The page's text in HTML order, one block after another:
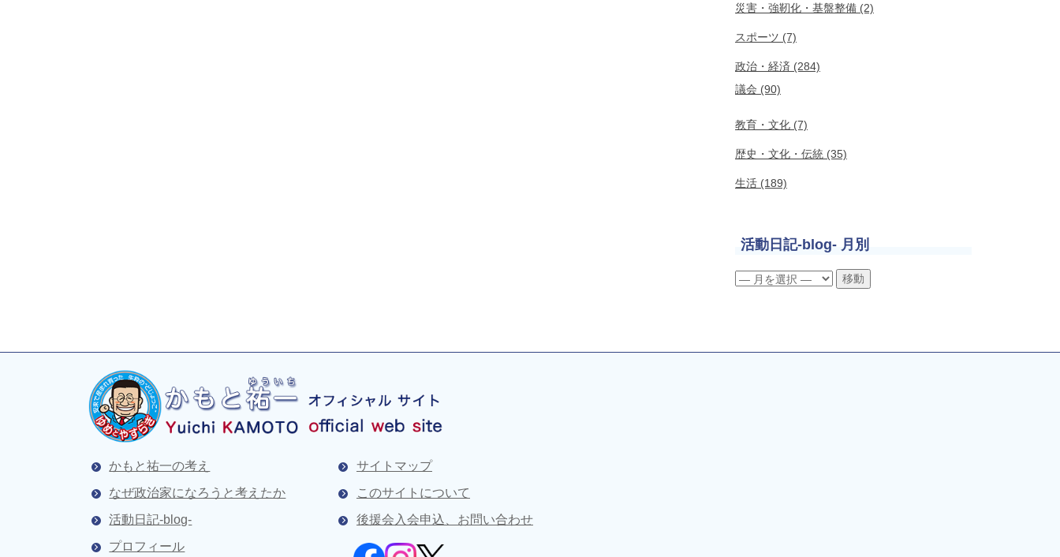
災害・強靭化・基盤整備 (2)
スポーツ (7)
政治・経済 (284)
議会 (90)
教育・文化 (7)
歴史・文化・伝統 (35)
生活 (189)
活動日記-blog- 月別
かもと祐一の考え
なぜ政治家になろうと考えたか
活動日記-blog-
プロフィール
サイトマップ
このサイトについて
後援会入会申込、お問い合わせ